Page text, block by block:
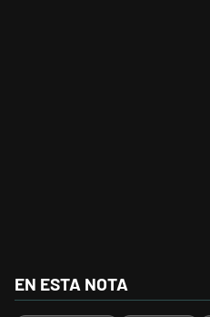
EN ESTA NOTA